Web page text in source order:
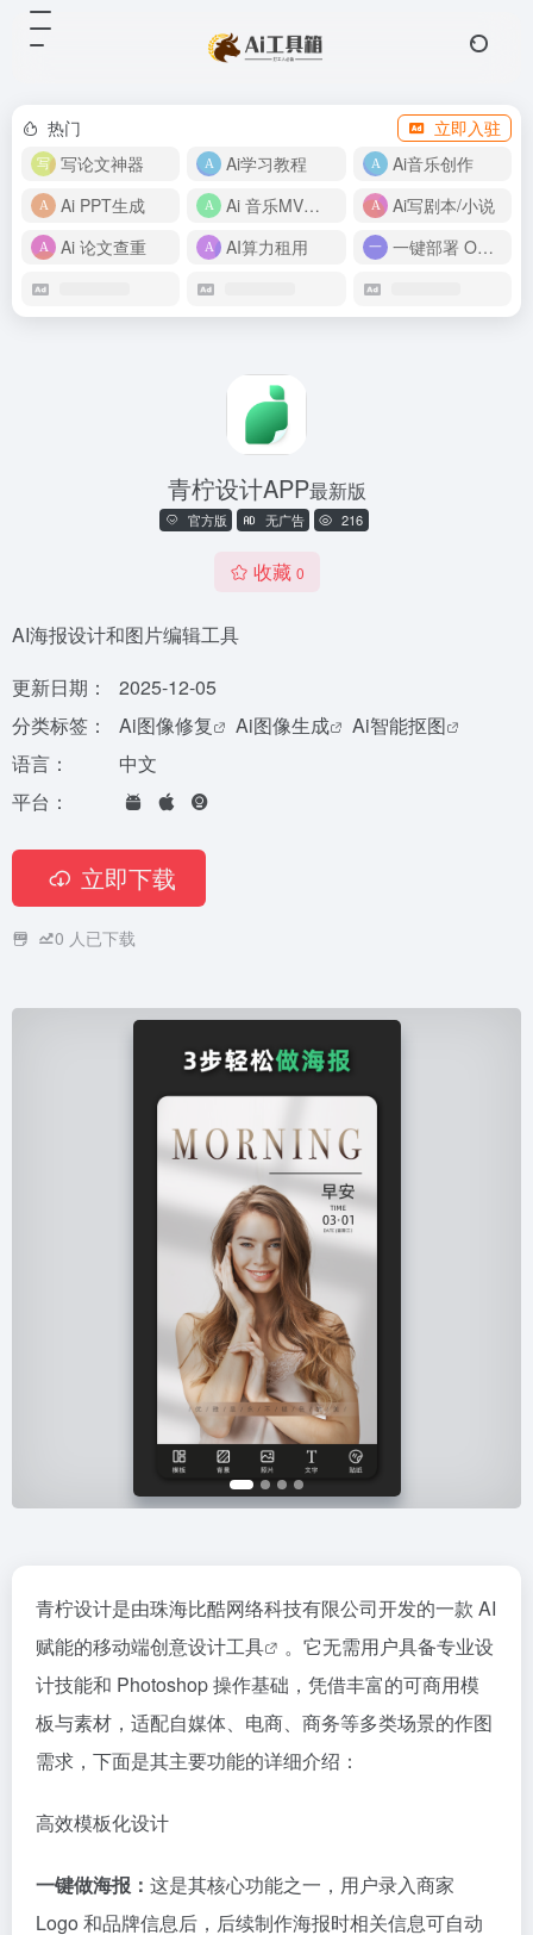
热门
立即入驻
写论文神器
Ai学习教程
Ai音乐创作
Ai PPT生成
Ai 音乐MV制作
Ai写剧本/小说
Ai 论文查重
AI算力租用 一键部署 OpenClaw
青柠设计APP最新版
官方版 无广告 216
收藏 0
AI海报设计和图片编辑工具
更新日期：
2025-12-05
分类标签：
Ai图像修复 Ai图像生成
Ai智能抠图
语言：
中文
平台：
立即下载
0 人已下载
青柠设计是由珠海比酷网络科技有限公司开发的一款 AI
赋能的移动端创意设计工具
。它无需用户具备专业设
计技能和 Photoshop 操作基础，凭借丰富的可商用模
板与素材，适配自媒体、电商、商务等多类场景的作图
需求，下面是其主要功能的详细介绍：
高效模板化设计
一键做海报： 这是其核心功能之一，用户录入商家
Logo 和品牌信息后，后续制作海报时相关信息可自动